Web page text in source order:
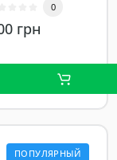
0
грн
ПОПУЛЯРНЫЙ